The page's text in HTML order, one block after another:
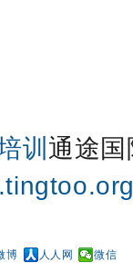
训 通途
博 人人网 微信